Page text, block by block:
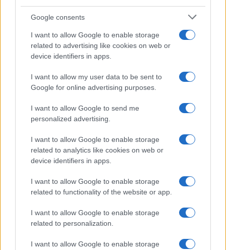
Google consents
I want to allow Google to enable storage
related to advertising like cookies on web or
device identifiers in apps.
I want to allow my user data to be sent to
Google for online advertising purposes.
I want to allow Google to send me
personalized advertising.
I want to allow Google to enable storage
related to analytics like cookies on web or
device identifiers in apps.
I want to allow Google to enable storage
related to functionality of the website or app.
I want to allow Google to enable storage
related to personalization.
I want to allow Google to enable storage
Sanità sarda e transizione verde: tra case della
Ilaria Galli · 15 Giu 2026
ESG NEWS